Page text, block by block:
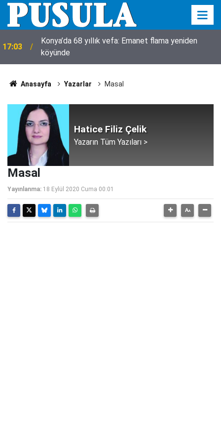
17:03
Konya’da 68 yıllık vefa: Emanet flama yeniden
köyünde
Anasayfa Yazarlar Masal
Hatice Filiz Çelik
Yazarın Tüm Yazıları >
Masal
Yayınlanma: 18 Eylül 2020 Cuma 00:01